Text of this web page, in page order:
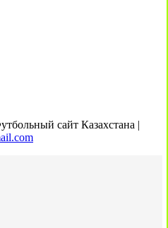
сайт Казахстана |